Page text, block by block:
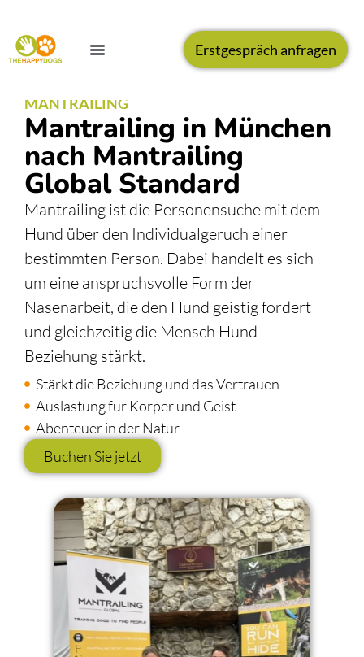
Erstgespräch anfragen
MANTRAILING
Mantrailing in München
nach Mantrailing
Global Standard
Mantrailing ist die Personensuche mit dem
Hund über den Individualgeruch einer
bestimmten Person. Dabei handelt es sich
um eine anspruchsvolle Form der
Nasenarbeit, die den Hund geistig fordert
und gleichzeitig die Mensch Hund
Beziehung stärkt.
Stärkt die Beziehung und das Vertrauen
Auslastung für Körper und Geist
Abenteuer in der Natur
Buchen Sie jetzt